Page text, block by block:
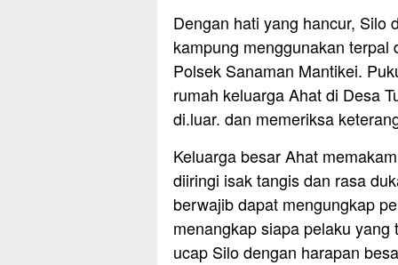
Dengan hati yang hancur, Silo
kampung menggunakan
Polsek Sanaman Mantikei.
rumah keluarga Ahat di Desa
di.luar. dan memeriksa
Keluarga besar Ahat
diiringi isak tangis dan rasa
berwajib dapat mengungkap
menangkap siapa pelaku
ucap Silo dengan harapan